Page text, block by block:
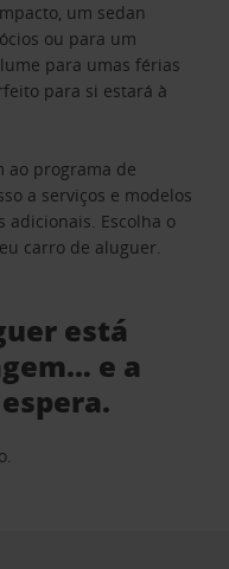
um sedan
ou para um
para umas férias
para si estará à
ao programa de
a serviços e modelos
adicionais. Escolha o
carro de aluguer.
está
e a